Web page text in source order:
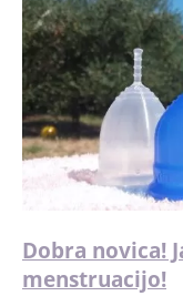
Dobra novica!
menstruacijo!